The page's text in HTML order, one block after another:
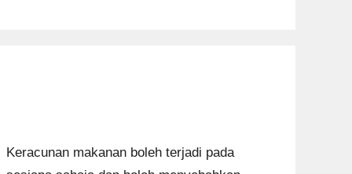
Keracunan makanan boleh terjadi pada